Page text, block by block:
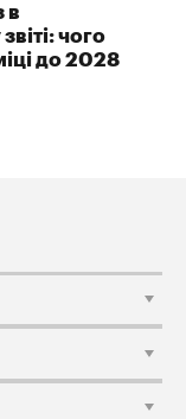
в
чого
до 2028